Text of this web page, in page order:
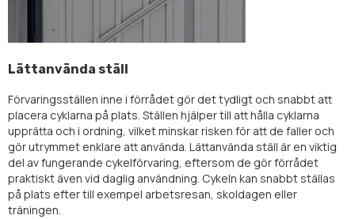
Lättanvända ställ
Förvaringsställen inne i förrådet gör det tydligt och snabbt att
placera cyklarna på plats. Ställen hjälper till att hålla cyklarna
upprätta och i ordning, vilket minskar risken för att de faller och
gör utrymmet enklare att använda. Lättanvända ställ är en viktig
del av fungerande cykelförvaring, eftersom de gör förrådet
praktiskt även vid daglig användning. Cykeln kan snabbt ställas
på plats efter till exempel arbetsresan, skoldagen eller
träningen.